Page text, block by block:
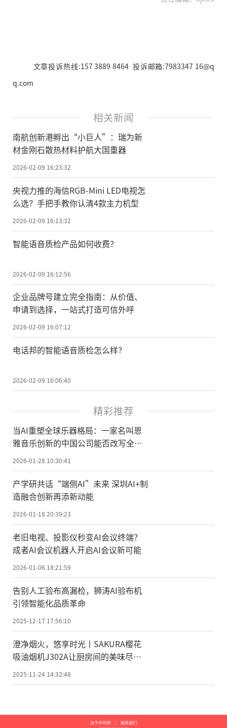
文章投诉热线:157 3889 8464 投诉邮箱:7983347 16@q
q.com
相关新闻
南航创新港孵出“小巨人”：瑞为新
材金刚石散热材料护航大国重器
2026-02-09 16:23:32
央视力推的海信RGB-Mini LED电视怎
么选？手把手教你认清4款主力机型
2026-02-09 16:13:32
智能语音质检产品如何收费？
2026-02-09 16:12:56
企业品牌号建立完全指南：从价值、
申请到选择，一站式打造可信外呼
2026-02-09 16:07:12
电话邦的智能语音质检怎么样？
2026-02-09 16:06:40
精彩推荐
当AI重塑全球乐器格局：一家名叫恩
雅音乐创新的中国公司能否改写全球
乐器创新史？
2026-01-28 10:30:41
产学研共话“端侧AI”未来 深圳AI+制
造融合创新再添新动能
2026-01-18 20:39:23
老旧电视、投影仪秒变AI会议终端？
成者AI会议机器人开启AI会议新可能
2026-01-06 18:21:59
告别人工验布高漏检，狮涛AI验布机
引领智能化品质革命
2025-12-17 17:56:10
澄净烟火，悠享时光丨SAKURA樱花
吸油烟机J302A让厨房间的美味尽情
2025-11-24 14:32:48
关于中华网 |
联系我们